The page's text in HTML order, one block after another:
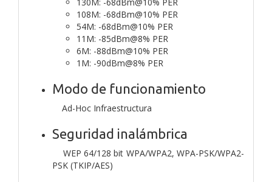
108M: -68dBm@10% PER
54M: -68dBm@10% PER
11M: -85dBm@8% PER
6M: -88dBm@10% PER
1M: -90dBm@8% PER
Modo de funcionamiento
Ad-Hoc Infraestructura
Seguridad inalámbrica
WEP 64/128 bit WPA/WPA2, WPA-PSK/WPA2-
PSK (TKIP/AES)